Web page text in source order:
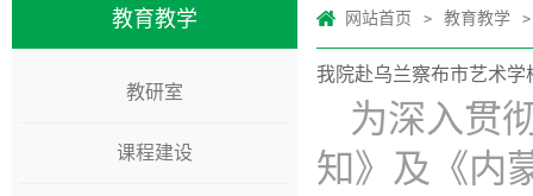
教育教学
教研室
课程建设
网站首页 > 教育教学 >
我院赴乌兰察布市艺术
为深入贯
知》及《内